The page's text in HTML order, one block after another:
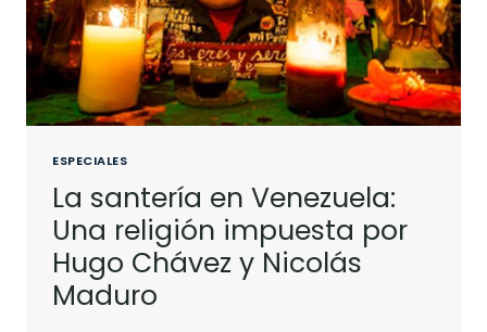
ESPECIALES
La santería en Venezuela:
Una religión impuesta por
Hugo Chávez y Nicolás
Maduro